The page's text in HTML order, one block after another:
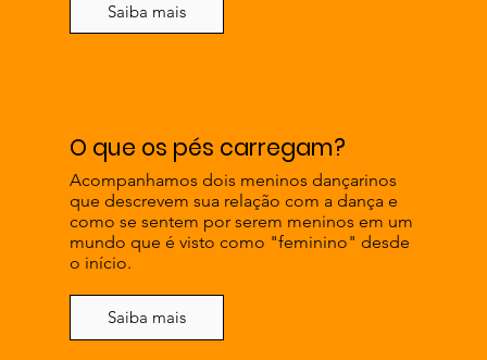
Saiba mais
O que os pés carregam?
Acompanhamos dois meninos dançarinos
que descrevem sua relação com a dança e
como se sentem por serem meninos em um
mundo que é visto como "feminino" desde
o início.
Saiba mais